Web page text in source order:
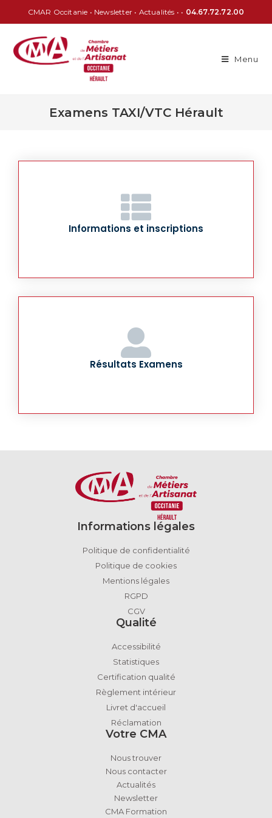
CMAR Occitanie • Newsletter • Actualités • • 04.67.72.72.00
Menu
Examens TAXI/VTC Hérault
Informations et inscriptions
Résultats Examens
Informations légales
Politique de confidentialité
Politique de cookies
Mentions légales
RGPD
CGV
Qualité
Accessibilité
Statistiques
Certification qualité
Règlement intérieur
Livret d'accueil
Réclamation
Votre CMA
Nous trouver
Nous contacter
Actualités
Newsletter
CMA Formation